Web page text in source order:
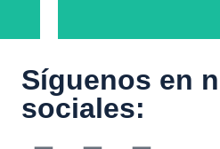
Los
Síguenos en
sociales: